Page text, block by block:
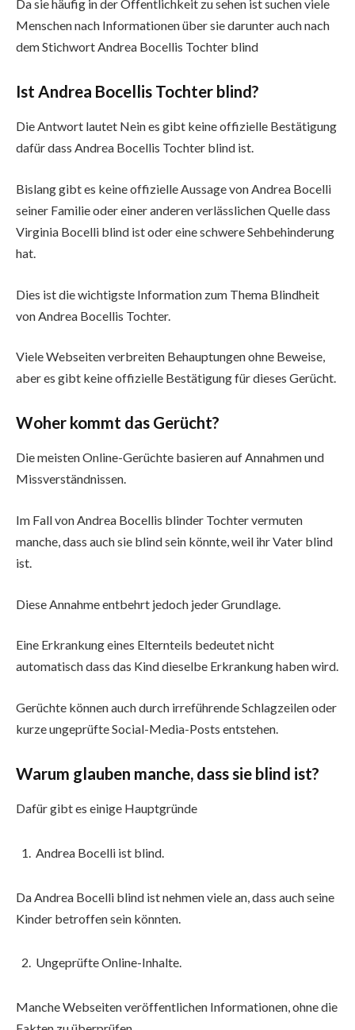
Da sie häufig in der Öffentlichkeit zu sehen ist suchen viele
Menschen nach Informationen über sie darunter auch nach
dem Stichwort Andrea Bocellis Tochter blind
Ist Andrea Bocellis Tochter blind?
Die Antwort lautet Nein es gibt keine offizielle Bestätigung
dafür dass Andrea Bocellis Tochter blind ist.
Bislang gibt es keine offizielle Aussage von Andrea Bocelli
seiner Familie oder einer anderen verlässlichen Quelle dass
Virginia Bocelli blind ist oder eine schwere Sehbehinderung
hat.
Dies ist die wichtigste Information zum Thema Blindheit
von Andrea Bocellis Tochter.
Viele Webseiten verbreiten Behauptungen ohne Beweise,
aber es gibt keine offizielle Bestätigung für dieses Gerücht.
Woher kommt das Gerücht?
Die meisten Online-Gerüchte basieren auf Annahmen und
Missverständnissen.
Im Fall von Andrea Bocellis blinder Tochter vermuten
manche, dass auch sie blind sein könnte, weil ihr Vater blind
ist.
Diese Annahme entbehrt jedoch jeder Grundlage.
Eine Erkrankung eines Elternteils bedeutet nicht
automatisch dass das Kind dieselbe Erkrankung haben wird.
Gerüchte können auch durch irreführende Schlagzeilen oder
kurze ungeprüfte Social-Media-Posts entstehen.
Warum glauben manche, dass sie blind ist?
Dafür gibt es einige Hauptgründe
Andrea Bocelli ist blind.
Da Andrea Bocelli blind ist nehmen viele an, dass auch seine
Kinder betroffen sein könnten.
Ungeprüfte Online-Inhalte.
Manche Webseiten veröffentlichen Informationen, ohne die